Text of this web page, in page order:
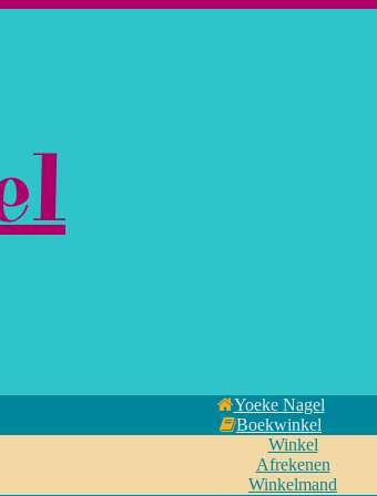
Yoeke Nagel
Boekwinkel
Winkel
Afrekenen
Winkelmand